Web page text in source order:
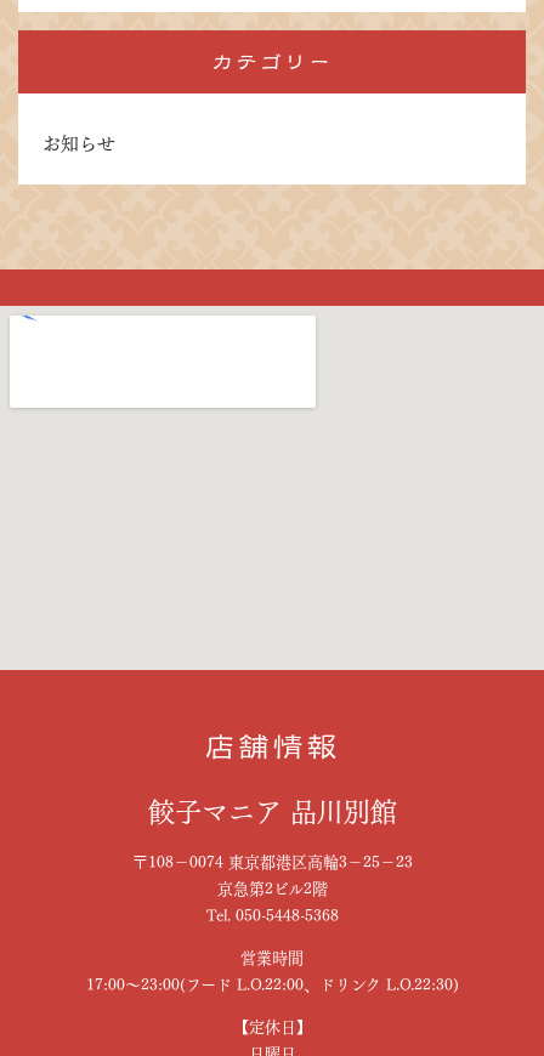
カテゴリー
お知らせ
店舗情報
餃子マニア 品川別館
〒108−0074 東京都港区高輪3−25−23
京急第2ビル2階
Tel. 050-5448-5368
営業時間
17:00～23:00(フード L.O.22:00、ドリンク L.O.22:30)
【定休日】